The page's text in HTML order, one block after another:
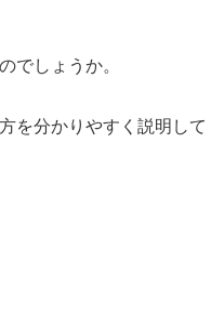
でしょうか。
を分かりやすく説明して